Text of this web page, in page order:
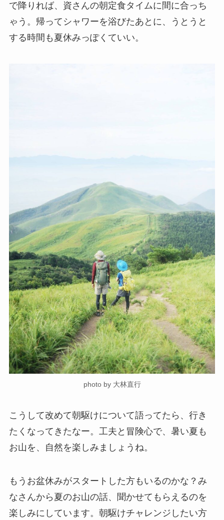
で降りれば、資さんの朝定食タイムに間に合っち
ゃう。帰ってシャワーを浴びたあとに、うとうと
する時間も夏休みっぽくていい。
photo by 大林直行
こうして改めて朝駆けについて語ってたら、行き
たくなってきたなー。工夫と冒険心で、暑い夏も
お山を、自然を楽しみましょうね。
もうお盆休みがスタートした方もいるのかな？み
なさんから夏のお山の話、聞かせてもらえるのを
楽しみにしています。朝駆けチャレンジしたい方